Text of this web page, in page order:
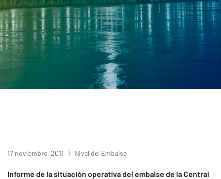
17 noviembre, 2011 Nivel del Embalse
Informe de la situación operativa del embalse de la Central